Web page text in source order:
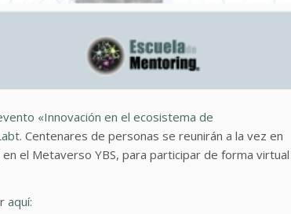
«Innovación en el ecosistema de
. Centenares de personas se reunirán a la vez en
en el Metaverso YBS, para participar de forma virtual
aquí: